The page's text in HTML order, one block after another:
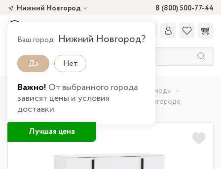
8 (800) 500-77-44
Нижний Новгород
Ваш город: Нижний Новгород?
Да Нет
Важно! От выбранного города
зависят цены и условия
доставки.
Главная Каталог товаров Спальня
Комоды
Комод 67.11 Брандо ЛДСП New в Нижнем Новгороде
Лучшая цена